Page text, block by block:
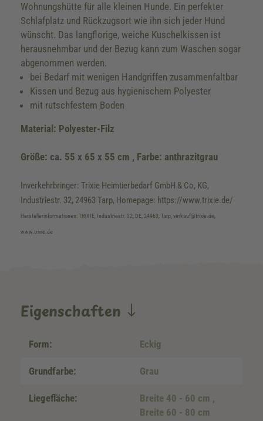
Wohnungshütte für alle kleinen Hunde. Ein perfekter
Schlafplatz und Rückzugsort wie ihn sich jeder Hund
wünscht. Das langflorige, weiche Kuschelkissen ist
herausnehmbar und der Bezug kann zum Waschen sogar
abgenommen werden.
bei Bedarf mit wenigen Handgriffen zusammenfaltbar
Kissen und Bezug aus hygienischem Polyester
mit rutschfestem Boden
Material: Polyester-Filz
Größe: ca. 55 x 65 x 55 cm , Farbe: anthrazitgrau
Inverkehrbringer: Trixie Heimtierbedarf GmbH & Co, KG,
Industriestr. 32, 24963 Tarp, Homepage: https://www.trixie.de/
Herstellerinformationen: TRIXIE, Industriestr. 32, DE, 24963, Tarp, verkauf@trixie.de,
www.trixie.de
Eigenschaften
Form: Eckig
Grundfarbe: Grau
Liegefläche: Breite 40 - 60 cm ,
Breite 60 - 80 cm